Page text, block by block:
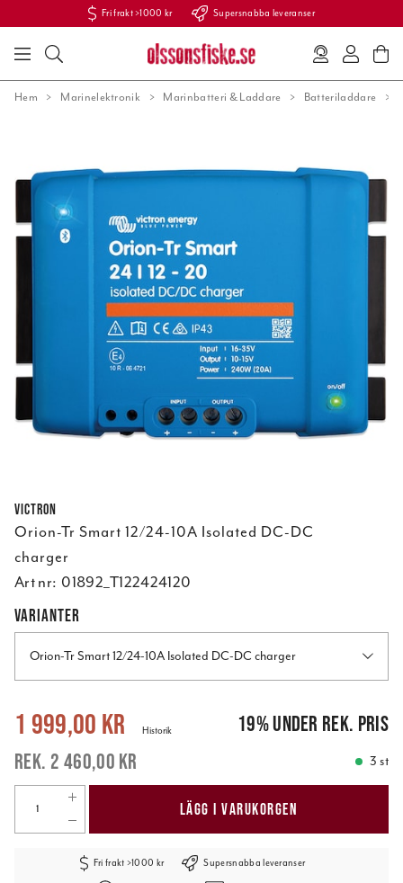
Fri frakt >1000 kr Supersnabba leveranser
Hem Marinelektronik Marinbatteri & Laddare Batteriladdare
Victron
Orion-Tr Smart 12/24-10A Isolated DC-DC
charger
Art nr: 01892_T122424120
VARIANTER
Orion-Tr Smart 12/24-10A Isolated DC-DC charger
Nuvarande pris: 1 999,00 kr 2 460,00 kr
1 999,00 kr
2 460,00 kr
Historik 19%under rek. pris
3 st
LÄGG I VARUKORGEN
Fri frakt >1000 kr Supersnabba leveranser